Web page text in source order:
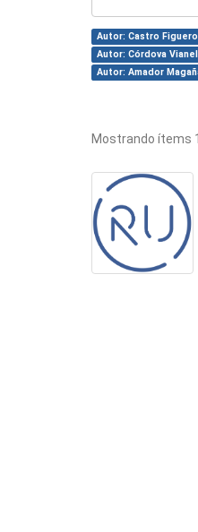
Autor: Castro
Autor: Córdova
Autor: Amador
Mostrando ítems